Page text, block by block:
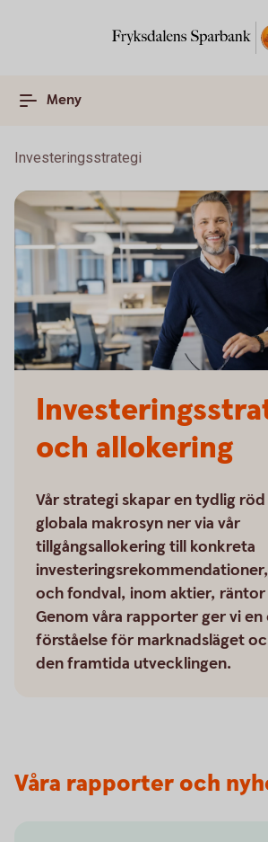
Meny
Investeringsstrategi
och allokering
Vår strategi skapar en tydlig
globala makrosyn ner via vår
tillgångsallokering till konkreta
och fondval, inom aktier,
Genom våra rapporter ger vi en
förståelse för marknadsläget
den framtida utvecklingen.
Våra rapporter och